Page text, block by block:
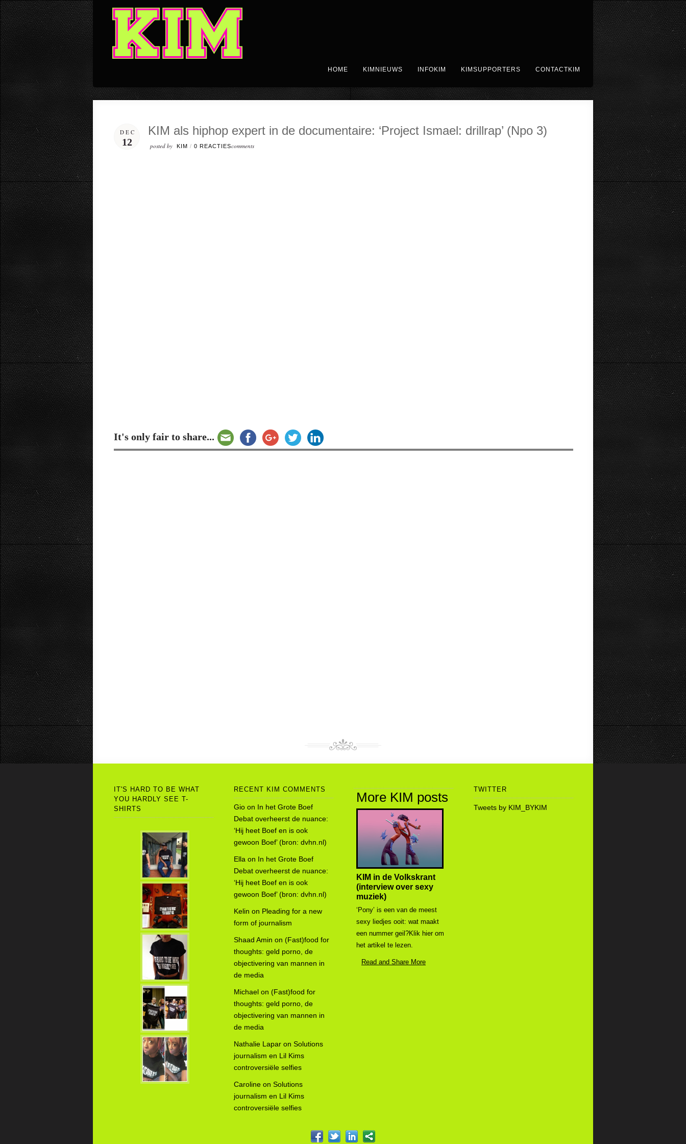
HOME KIMNIEUWS INFOKIM KIMSUPPORTERS CONTACTKIM
DEC
12
KIM als hiphop expert in de documentaire: ‘Project Ismael: drillrap’ (Npo 3)
posted by KIM / 0 REACTIEScomments
It's only fair to share...
IT'S HARD TO BE WHAT
YOU HARDLY SEE T-
SHIRTS
RECENT KIM COMMENTS
Gio on In het Grote Boef
Debat overheerst de nuance:
‘Hij heet Boef en is ook
gewoon Boef’ (bron: dvhn.nl)
Ella on In het Grote Boef
Debat overheerst de nuance:
‘Hij heet Boef en is ook
gewoon Boef’ (bron: dvhn.nl)
Kelin on Pleading for a new
form of journalism
Shaad Amin on (Fast)food for
thoughts: geld porno, de
objectivering van mannen in
de media
Michael on (Fast)food for
thoughts: geld porno, de
objectivering van mannen in
de media
Nathalie Lapar on Solutions
journalism en Lil Kims
controversiële selfies
Caroline on Solutions
journalism en Lil Kims
controversiële selfies
More KIM posts
KIM in de Volkskrant
(interview over sexy
muziek)
‘Pony’ is een van de meest
sexy liedjes ooit: wat maakt
een nummer geil?Klik hier om
het artikel te lezen.
Read and Share More
TWITTER
Tweets by KIM_BYKIM